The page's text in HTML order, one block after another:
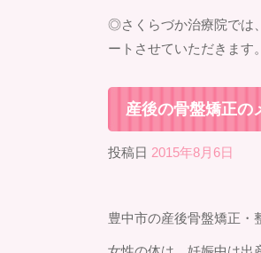
◎さくらづか治療院では
ートさせていただきます。
産後の骨盤矯正の
投稿日 2015年8月6日
豊中市の産後骨盤矯正・